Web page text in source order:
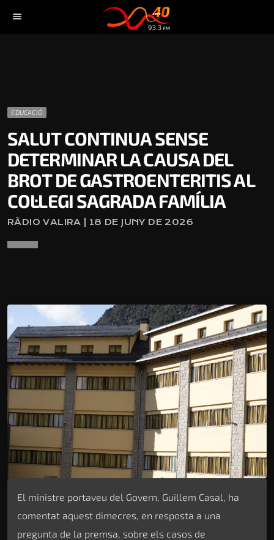
menu
EDUCACIÓ
SALUT CONTINUA SENSE
DETERMINAR LA CAUSA DEL
BROT DE GASTROENTERITIS AL
COL·LEGI SAGRADA FAMÍLIA
RÀDIO VALIRA | 18 DE JUNY DE 2026
El ministre portaveu del Govern, Guillem Casal, ha
comentat aquest dimecres, en resposta a una
pregunta de la premsa, sobre els casos de